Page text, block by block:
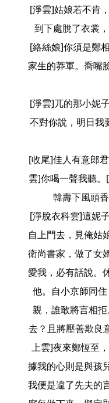
[淨雲]姑娘若不肯
到下處脫了衣裳
[絡絲娘]你須是鄭
家生的莽軍。喬嘴
[淨雲]兀的那小妮
不對你說，明日我
[收尾]佳人有意郎
雲]你喝一聲我聽
韓壽下風頭
[淨脫衣科雲]這妮
自上門去，見俺姑
衛尚書家，做了女
愛我，必有話說。
他。自小京師同
親，誰敢將言相
去？且將壓善欺良
上雲]夜來鄭恆至
據我的心則是與孩
我便是違了先夫的